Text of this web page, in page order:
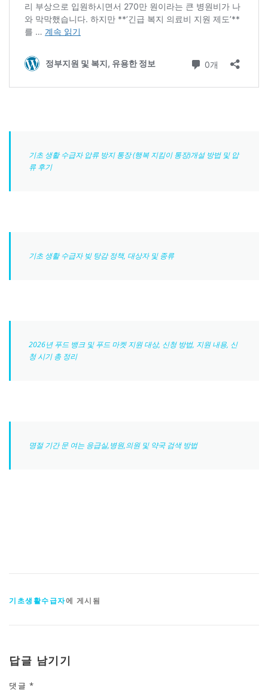
기초 생활 수급자 압류 방지 통장 (행복 지킴이 통장)개설 방법 및 압
류 후기
기초 생활 수급자 빚 탕감 정책, 대상자 및 종류
2026년 푸드 뱅크 및 푸드 마켓 지원 대상, 신청 방법, 지원 내용, 신
청 시기 총 정리
명절 기간 문 여는 응급실,병원,의원 및 약국 검색 방법
기초생활수급자에 게시됨
답글 남기기
댓글 *